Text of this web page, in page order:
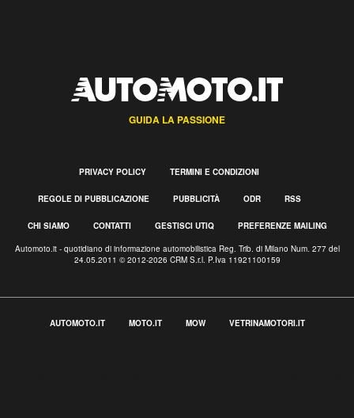
GUIDA LA PASSIONE
PRIVACY POLICY TERMINI E CONDIZIONI
REGOLE DI PUBBLICAZIONE PUBBLICITÀ ODR RSS
CHI SIAMO CONTATTI GESTISCI UTIQ PREFERENZE MAILING
Automoto.it - quotidiano di informazione automobilistica Reg. Trib. di Milano Num. 277 del
24.05.2011 © 2012-2026 CRM S.r.l. P.Iva 11921100159
AUTOMOTO.IT MOTO.IT MOW VETRINAMOTORI.IT